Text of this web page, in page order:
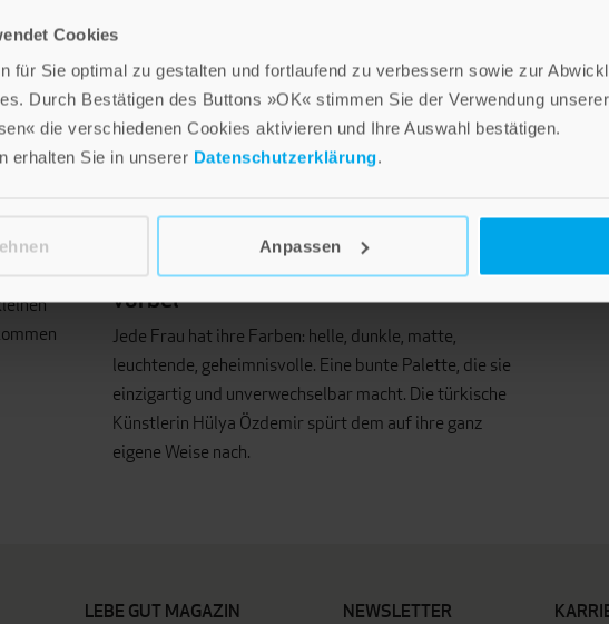
Cookies
für Sie optimal zu gestalten und fortlaufend zu verbessern sowie zur
Durch Bestätigen des Buttons »OK« stimmen Sie der Verwendung
die verschiedenen Cookies aktivieren und Ihre Auswahl bestätigen.
erhalten Sie in unserer Datenschutzerklärung.
Anpassen
An diesen Frauen kommt man nicht
vorbei
Jede Frau hat ihre Farben: helle, dunkle, matte,
leuchtende, geheimnisvolle. Eine bunte Palette, die sie
einzigartig und unverwechselbar macht. Die türkische
Künstlerin Hülya Özdemir spürt dem auf ihre ganz
eigene Weise nach.
LEBE GUT MAGAZIN NEWSLETTER